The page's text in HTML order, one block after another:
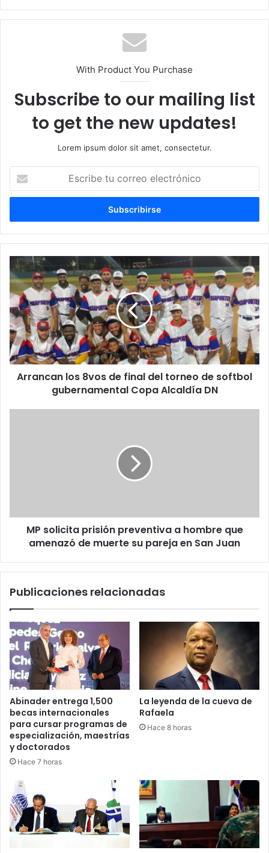
With Product You Purchase
Subscribe to our mailing list
to get the new updates!
Lorem ipsum dolor sit amet, consectetur.
correo
Arrancan
los
8vos
de
final
del
torneo
de
softbol
gubernamental
Arrancan los 8vos de final del torneo de softbol
gubernamental Copa Alcaldía DN
de
muerte
Juan
MP solicita prisión preventiva a hombre que
amenazó de muerte su pareja en San Juan
Publicaciones relacionadas
Abinader entrega 1,500
becas internacionales
para cursar programas de
especialización, maestrías
y doctorados
Hace 7 horas
La leyenda de la cueva de
Rafaela
Hace 8 horas